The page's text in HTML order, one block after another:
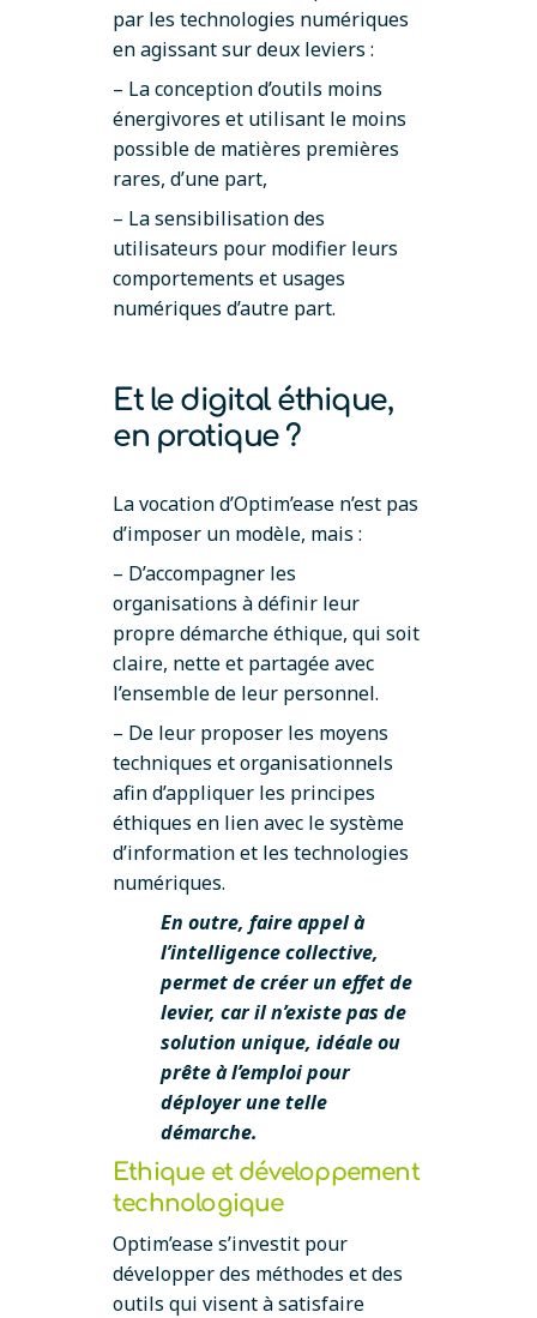
par les technologies numériques
en agissant sur deux leviers :
– La conception d’outils moins
énergivores et utilisant le moins
possible de matières premières
rares, d’une part,
– La sensibilisation des
utilisateurs pour modifier leurs
comportements et usages
numériques d’autre part.
Et le digital éthique,
en pratique ?
La vocation d’Optim’ease n’est pas
d’imposer un modèle, mais :
– D’accompagner les
organisations à définir leur
propre démarche éthique, qui soit
claire, nette et partagée avec
l’ensemble de leur personnel.
– De leur proposer les moyens
techniques et organisationnels
afin d’appliquer les principes
éthiques en lien avec le système
d’information et les technologies
numériques.
En outre, faire appel à
l’intelligence collective,
permet de créer un effet de
levier, car il n’existe pas de
solution unique, idéale ou
prête à l’emploi pour
déployerune telle
démarche.
Ethique et développement
technologique
Optim’ease s’investit pour
développer des méthodes et des
outils qui visent à satisfaire